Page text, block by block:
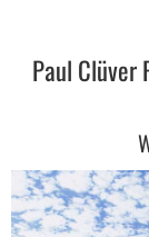
Paul Clüver